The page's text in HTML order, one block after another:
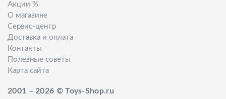
Акции %
О магазине
Сервис-центр
Доставка и оплата
Контакты
Полезные советы
Карта сайта
2001 – 2026 © Toys-Shop.ru